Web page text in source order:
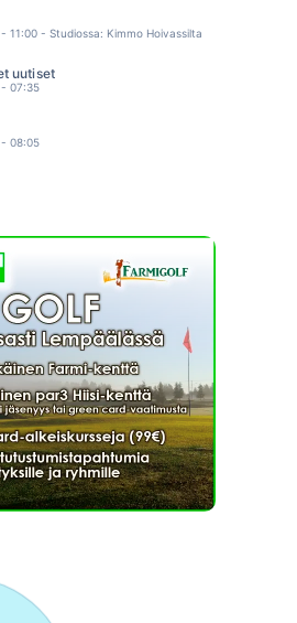
11:00 - Studiossa: Kimmo Hoivassilta
uutiset
- 07:35
- 08:05